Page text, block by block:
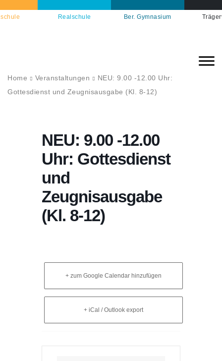
Realschule Ber. Gymnasium
Home Veranstaltungen
NEU: 9.00 -12.00 Uhr:
Gottesdienst und Zeugnisausgabe (Kl. 8-12)
NEU: 9.00 -12.00
Uhr: Gottesdienst
und
Zeugnisausgabe
(Kl. 8-12)
+ zum Google Calendar hinzufügen
+ iCal / Outlook export